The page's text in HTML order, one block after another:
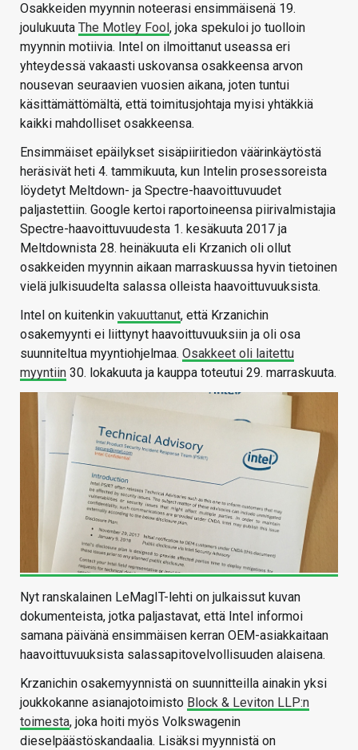
Osakkeiden myynnin noteerasi ensimmäisenä 19.
joulukuuta The Motley Fool , joka spekuloi jo tuolloin
myynnin motiivia. Intel on ilmoittanut useassa eri
yhteydessä vakaasti uskovansa osakkeensa arvon
nousevan seuraavien vuosien aikana, joten tuntui
käsittämättömältä, että toimitusjohtaja myisi yhtäkkiä
kaikki mahdolliset osakkeensa.
Ensimmäiset epäilykset sisäpiiritiedon väärinkäytöstä
heräsivät heti 4. tammikuuta, kun Intelin prosessoreista
löydetyt Meltdown- ja Spectre-haavoittuvuudet
paljastettiin. Google kertoi raportoineensa piirivalmistajia
Spectre-haavoittuvuudesta 1. kesäkuuta 2017 ja
Meltdownista 28. heinäkuuta eli Krzanich oli ollut
osakkeiden myynnin aikaan marraskuussa hyvin tietoinen
vielä julkisuudelta salassa olleista haavoittuvuuksista.
Intel on kuitenkin vakuuttanut, että Krzanichin
osakemyynti ei liittynyt haavoittuvuuksiin ja oli osa
suunniteltua myyntiohjelmaa. Osakkeet oli laitettu
myyntiin 30. lokakuuta ja kauppa toteutui 29. marraskuuta.
Nyt ranskalainen LeMagIT-lehti on julkaissut kuvan
dokumenteista, jotka paljastavat, että Intel informoi
samana päivänä ensimmäisen kerran OEM-asiakkaitaan
haavoittuvuuksista salassapitovelvollisuuden alaisena.
Krzanichin osakemyynnistä on suunnitteilla ainakin yksi
joukkokanne asianajotoimisto Block & Leviton LLP:n
toimesta, joka hoiti myös Volkswagenin
dieselpäästöskandaalia. Lisäksi myynnistä on